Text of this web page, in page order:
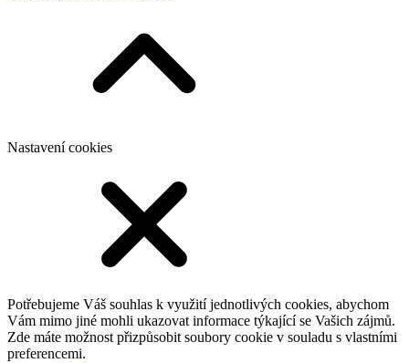
Nastavení cookies
Potřebujeme Váš souhlas k využití jednotlivých cookies, abychom
Vám mimo jiné mohli ukazovat informace týkající se Vašich zájmů.
Zde máte možnost přizpůsobit soubory cookie v souladu s vlastními
preferencemi.